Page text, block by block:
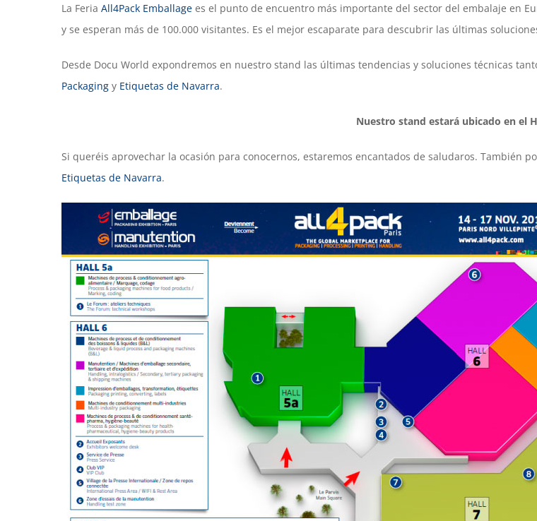
La Feria All4Pack Emballage es el punto de encuentro más importante del sector del embalaje en
y se esperan más de 100.000 visitantes. Es el mejor escaparate para descubrir las últimas
Desde Docu World expondremos en nuestro stand las últimas tendencias y soluciones técnicas
Packaging y Etiquetas de Navarra.
Nuestro stand estará ubicado en el
Si queréis aprovechar la ocasión para conocernos, estaremos encantados de saludaros. También
Etiquetas de Navarra.